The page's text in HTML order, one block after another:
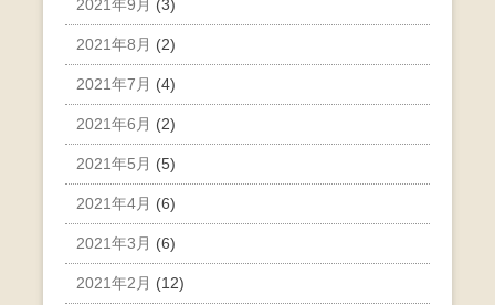
2021年9月 (3)
2021年8月 (2)
2021年7月 (4)
2021年6月 (2)
2021年5月 (5)
2021年4月 (6)
2021年3月 (6)
2021年2月 (12)